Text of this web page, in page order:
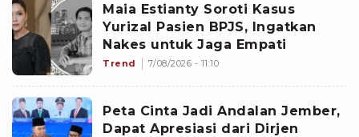
Maia Estianty Soroti Kasus
Yurizal Pasien BPJS, Ingatkan
Nakes untuk Jaga Empati
Trend 7/08/2026 - 11:10
Peta Cinta Jadi Andalan Jember,
Dapat Apresiasi dari Dirjen